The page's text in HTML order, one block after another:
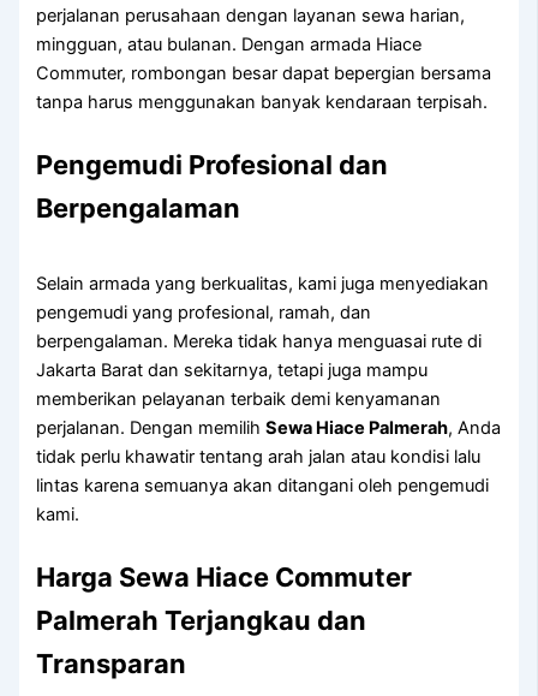
perjalanan perusahaan dengan layanan sewa harian,
mingguan, atau bulanan. Dengan armada Hiace
Commuter, rombongan besar dapat bepergian bersama
tanpa harus menggunakan banyak kendaraan terpisah.
Pengemudi Profesional dan
Berpengalaman
Selain armada yang berkualitas, kami juga menyediakan
pengemudi yang profesional, ramah, dan
berpengalaman. Mereka tidak hanya menguasai rute di
Jakarta Barat dan sekitarnya, tetapi juga mampu
memberikan pelayanan terbaik demi kenyamanan
perjalanan. Dengan memilihSewa Hiace Palmerah, Anda
tidak perlu khawatir tentang arah jalan atau kondisi lalu
lintas karena semuanya akan ditangani oleh pengemudi
kami.
Harga Sewa Hiace Commuter
Palmerah Terjangkau dan
Transparan